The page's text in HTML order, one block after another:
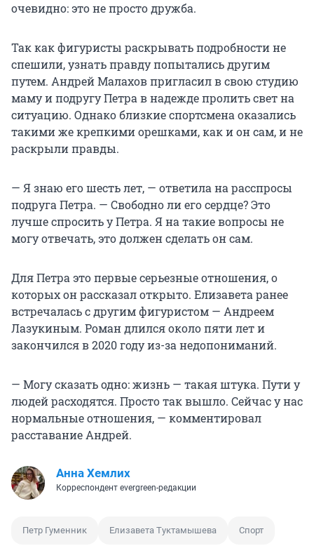
очевидно: это не просто дружба.
Так как фигуристы раскрывать подробности не
спешили, узнать правду попытались другим
путем. Андрей Малахов пригласил в свою студию
маму и подругу Петра в надежде пролить свет на
ситуацию. Однако близкие спортсмена оказались
такими же крепкими орешками, как и он сам, и не
раскрыли правды.
— Я знаю его шесть лет, — ответила на расспросы
подруга Петра. — Свободно ли его сердце? Это
лучше спросить у Петра. Я на такие вопросы не
могу отвечать, это должен сделать он сам.
Для Петра это первые серьезные отношения, о
которых он рассказал открыто. Елизавета ранее
встречалась с другим фигуристом — Андреем
Лазукиным. Роман длился около пяти лет и
закончился в 2020 году из-за недопониманий.
— Могу сказать одно: жизнь — такая штука. Пути у
людей расходятся. Просто так вышло. Сейчас у нас
нормальные отношения, — комментировал
расставание Андрей.
Анна Хемлих
Корреспондент evergreen-редакции
Петр Гуменник Елизавета Туктамышева Спорт